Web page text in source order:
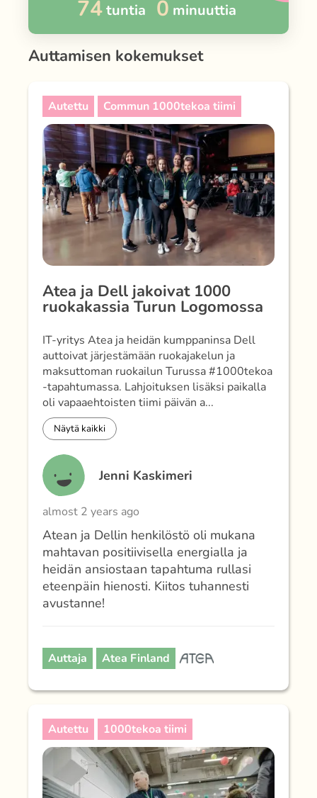
74tuntia 0 minuuttia
Auttamisen kokemukset
Autettu Commun 1000tekoa tiimi
Atea ja Dell jakoivat 1000
ruokakassia Turun Logomossa
IT-yritys Atea ja heidän kumppaninsa Dell
auttoivat järjestämään ruokajakelun ja
maksuttoman ruokailun Turussa #1000tekoa
-tapahtumassa. Lahjoituksen lisäksi paikalla
oli vapaaehtoisten tiimi päivän a...
Näytä kaikki
Jenni Kaskimeri
almost 2 years ago
Atean ja Dellin henkilöstö oli mukana
mahtavan positiivisella energialla ja
heidän ansiostaan tapahtuma rullasi
eteenpäin hienosti. Kiitos tuhannesti
avustanne!
Auttaja Atea Finland
Autettu 1000tekoa tiimi